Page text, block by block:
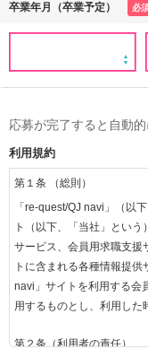
卒業年月（卒業予定） 必
応募が完了すると自動的
利用規約
第１条 （総則）
「re-quest/QJ navi」（以
ト（以下、「当社」とい
サービス、会員用求職支援
トに含まれる各種情報提
navi」サイトを利用する会
用するものとし、利用した
第２条（利用者の責任）